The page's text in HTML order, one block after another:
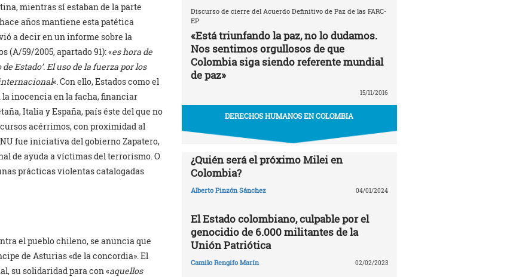
mientras sí estaban de la parte
años mantiene esta patética
a decir en un informe sobre la
(A/59/2005, apartado 91): «es hora de
Estado’. El uso de la fuerza por los
«. Con ello, Estados como el
inocencia en la facha, financiar
Italia y España, país éste del que no
acérrimos, con proximidad al
fue iniciativa del gobierno Zapatero,
de ayuda a víctimas del terrorismo. O
prácticas violentas catalogadas
el pueblo chileno, se anuncia que
de Asturias «de la concordia». El
su solidaridad para con «aquellos
Discurso de cierre del Acuerdo Definitivo de Paz de las FARC-
EP
«Está triunfando la paz, no lo dudamos.
Nos sentimos orgullosos de que
Colombia siga siendo referente mundial
de paz»
15/11/2016
DERECHOS HUMANOS EN COLOMBIA
¿Quién será el próximo Milei en
Colombia?
Alberto Pinzón Sánchez 04/01/2024
El Estado colombiano, culpable por el
genocidio de 6.000 militantes de la
Unión Patriótica
Camilo Rengifo Marín 02/02/2023